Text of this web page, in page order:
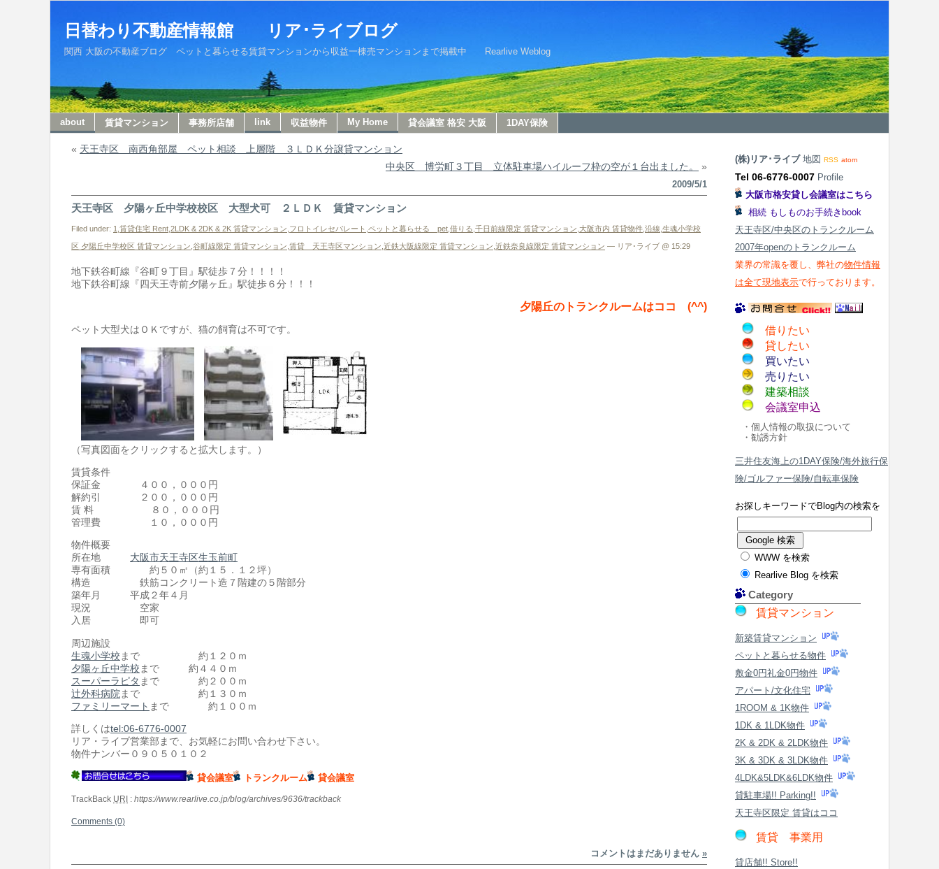
日替わり不動産情報館 リア･ライブログ
関西 大阪の不動産ブログ ペットと暮らせる賃貸マンションから収益一棟売マンションまで掲載中 Rearlive Weblog
about 賃貸マンション 事務所店舗 link 収益物件 My Home 貸会議室 格安 大阪 1DAY保険
« 天王寺区 南西角部屋 ペット相談 上層階 ３ＬＤＫ分譲貸マンション
中央区 博労町３丁目 立体駐車場ハイルーフ枠の空が１台出ました。
»
2009/5/1
天王寺区 夕陽ヶ丘中学校校区 大型犬可 ２ＬＤＫ 賃貸マンション
Filed under: 1,賃貸住宅 Rent 2LDK & 2DK & 2K 賃貸マンション フロトイレセパレート ペットと暮らせる pet 借りる 千日前線限定 賃貸マンション 大阪市内 賃貸物件 沿線 生魂小学校
区 夕陽丘中学校区 賃貸マンション 谷町線限定 賃貸マンション 賃貸 天王寺区マンション 近鉄大阪線限定 賃貸マンション 近鉄奈良線限定 賃貸マンション — リア･ライブ @ 15:29
地下鉄谷町線『谷町９丁目』駅徒歩７分！！！！
地下鉄谷町線『四天王寺前夕陽ヶ丘』駅徒歩６分！！！
夕陽丘のトランクルームはココ (^^)
ペット大型犬はＯＫですが、猫の飼育は不可です。
（写真図面をクリックすると拡大します。）
賃貸条件
保証金 ４００，０００円
解約引 ２００，０００円
賃 料 ８０，０００円
管理費 １０，０００円
物件概要
所在地 大阪市天王寺区生玉前町
専有面積 約５０㎡（約１５．１２坪）
構造 鉄筋コンクリート造７階建の５階部分
築年月 平成２年４月
現況 空家
入居 即可
周辺施設
生魂小学校 まで 約１２０ｍ
夕陽ヶ丘中学校 まで 約４４０ｍ
スーパーラピタ まで 約２００ｍ
辻外科病院 まで 約１３０ｍ
ファミリーマート まで 約１００ｍ
詳しくはtel:06-6776-0007
リア・ライブ営業部まで、お気軽にお問い合わせ下さい。
物件ナンバー０９０５０１０２
貸会議室 トランクルーム 貸会議室
TrackBack URI : https://www.rearlive.co.jp/blog/archives/9636/trackback
Comments (0)
コメントはまだありません »
(株)リア･ライブ 地図 RSS atom
Tel 06-6776-0007 Profile
大阪市格安貸し会議室はこちら
相続 もしものお手続きbook
天王寺区/中央区のトランクルーム
2007年openのトランクルーム
業界の常識を覆し、弊社の物件情報
は全て現地表示で行っております。
借りたい
貸したい
買いたい
売りたい
建築相談
会議室申込
・個人情報の取扱について
・勧誘方針
三井住友海上の1DAY保険/海外旅行保
険/ゴルファー保険/自転車保険
お探しキーワードでBlog内の検索を
WWW を検索
Rearlive Blog を検索
Category
賃貸マンション
新築賃貸マンション
ペットと暮らせる物件
敷金0円礼金0円物件
アパート/文化住宅
1ROOM & 1K物件
1DK & 1LDK物件
2K & 2DK & 2LDK物件
3K & 3DK & 3LDK物件
4LDK&5LDK&6LDK物件
貸駐車場!! Parking!!
天王寺区限定 賃貸はココ
賃貸 事業用
貸店舗!! Store!!